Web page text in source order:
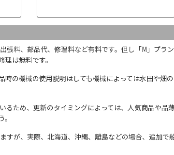
張料、部品代、修理料など有料です。但し「M」プラ
は無料です。
時の機械の使用説明はしても機械によっては水田や畑
るため、更新のタイミングによっては、人気商品や品
すが、実際、北海道、沖縄、離島などの場合、追加で